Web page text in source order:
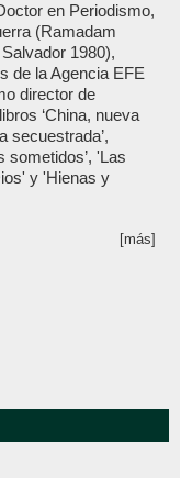
en Periodismo,
(Ramadam
1980),
de la Agencia EFE
director de
‘China, nueva
secuestrada’,
sometidos’, 'Las
y 'Hienas y
[más]